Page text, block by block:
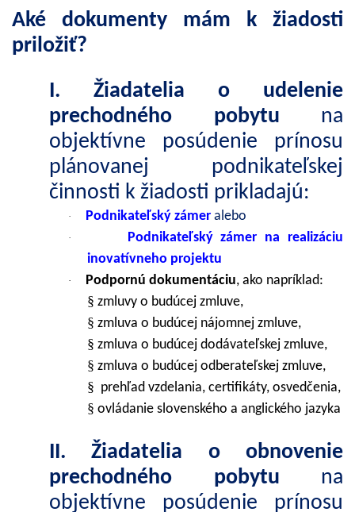
Aké dokumenty mám k žiadosti
priložiť?
I. Žiadatelia o udelenie
prechodného pobytu na
objektívne posúdenie prínosu
plánovanej podnikateľskej
činnosti k žiadosti prikladajú:
· Podnikateľský zámer alebo
·
Podnikateľský zámer na realizáciu
inovatívneho projektu
· Podpornú dokumentáciu, ako napríklad:
§ zmluvy o budúcej zmluve,
§ zmluva o budúcej nájomnej zmluve,
§ zmluva o budúcej dodávateľskej zmluve,
§ zmluva o budúcej odberateľskej zmluve,
§ prehľad vzdelania, certifikáty, osvedčenia,
§ ovládanie slovenského a anglického jazyka
II. Žiadatelia o obnovenie
prechodného pobytu na
objektívne posúdenie prínosu